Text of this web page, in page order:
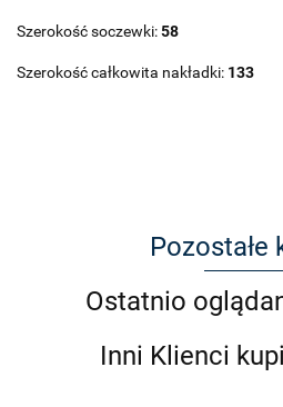
Szerokość soczewki:58
Szerokość całkowita nakładki: 133
Pozostałe
Ostatnio
Inni Klienci